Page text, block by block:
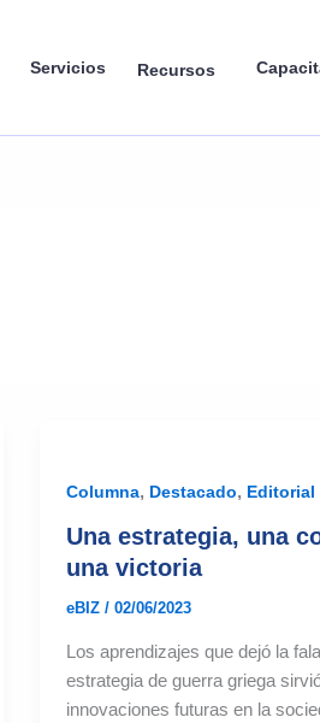
Servicios Recursos
Columna, Destacado, Editorial
Una estrategia, una
una victoria
eBIZ/02/06/2023
Los aprendizajes que dejó la
estrategia de guerra griega
innovaciones futuras en la